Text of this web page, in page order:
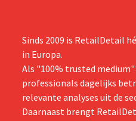
Sinds 2009 is RetailDetail
in Europa.
Als "100% trusted
professionals dagelijks
relevante analyses uit de
Daarnaast brengt